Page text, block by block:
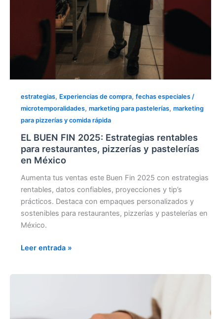
estrategias, Experiencias de compra, fechas especiales /
microtemporalidades, marketing para pastelerías, marketing
para pizzerías y comida rápida
EL BUEN FIN 2025: Estrategias rentables
para restaurantes, pizzerías y pastelerías
en México
Aumenta tus ventas este Buen Fin 2025 con estrategias
rentables, datos confiables, proyecciones y tip’s
prácticos. Destaca con empaques personalizados y
sostenibles para restaurantes, pizzerías y pastelerías en
México.
Leer entrada »